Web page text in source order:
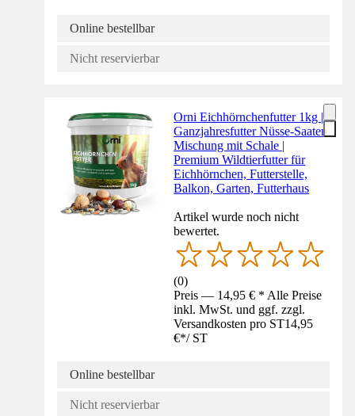
Online bestellbar
Nicht reservierbar
Orni Eichhörnchenfutter 1kg |
Ganzjahresfutter Nüsse-Saaten
Mischung mit Schale |
Premium Wildtierfutter für
Eichhörnchen, Futterstelle,
Balkon, Garten, Futterhaus
Artikel wurde noch nicht
bewertet.
(0)
Preis — 14,95 € * Alle Preise
inkl. MwSt. und ggf. zzgl.
Versandkosten pro ST14,95
€*/ ST
Online bestellbar
Nicht reservierbar